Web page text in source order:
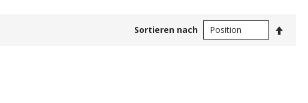
Sortieren nach